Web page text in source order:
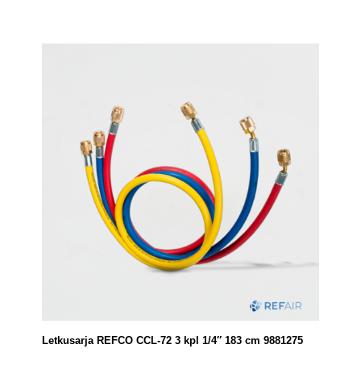
Letkusarja REFCO CCL-72 3 kpl 1/4″ 183 cm 9881275